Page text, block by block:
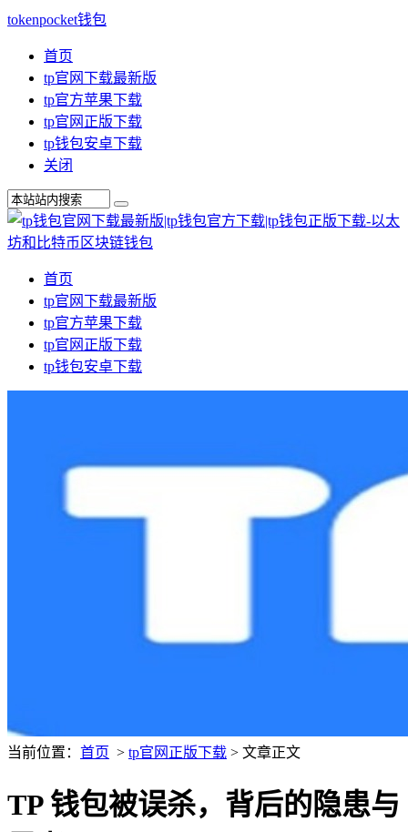
tokenpocket钱包
首页
tp官网下载最新版
tp官方苹果下载
tp官网正版下载
tp钱包安卓下载
关闭
首页
tp官网下载最新版
tp官方苹果下载
tp官网正版下载
tp钱包安卓下载
当前位置： 首页 > tp官网正版下载 > 文章正文
TP 钱包被误杀，背后的隐患与